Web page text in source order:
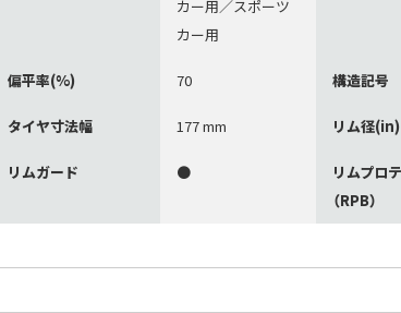
カー用／スポーツ
カー用
偏平率(%) 70 構造記号
タイヤ寸法幅 177 mm リム径(in)
リムガード ●
リムプロ
（RPB）